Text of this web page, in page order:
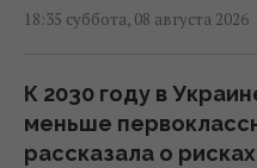
18:35 суббота, 08 августа 2026
К 2030 году в
меньше
рассказала о рисках